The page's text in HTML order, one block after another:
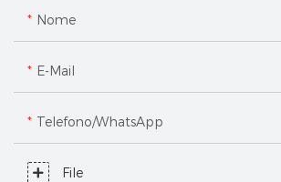
Nome
E-Mail
Telefono/WhatsApp
File